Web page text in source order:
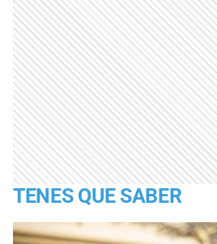
TENES QUE SABER